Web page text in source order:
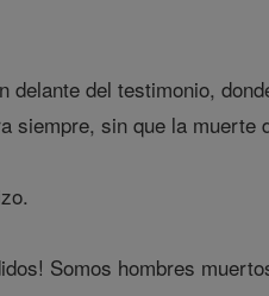
delante del testimonio,
siempre, sin que la muerte
Somos hombres